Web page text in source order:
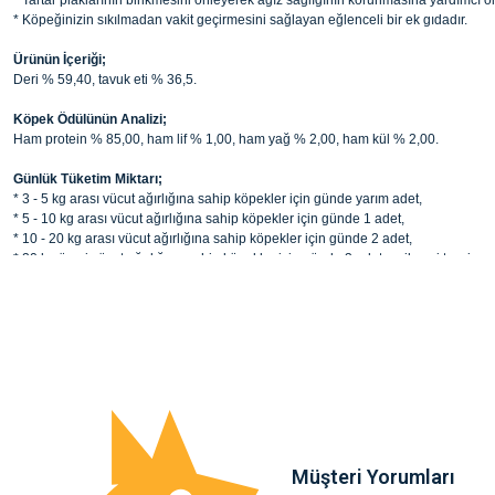
* Köpeğinizin sıkılmadan vakit geçirmesini sağlayan eğlenceli bir ek gıdadır.
Ürünün İçeriği;
Deri % 59,40, tavuk eti % 36,5.
Köpek Ödülünün Analizi;
Ham protein % 85,00, ham lif % 1,00, ham yağ % 2,00, ham kül % 2,00.
Günlük Tüketim Miktarı;
* 3 - 5 kg arası vücut ağırlığına sahip köpekler için günde yarım adet,
* 5 - 10 kg arası vücut ağırlığına sahip köpekler için günde 1 adet,
* 10 - 20 kg arası vücut ağırlığına sahip köpekler için günde 2 adet,
* 20 kg üzeri vücut ağırlığına sahip köpekler için günde 3 adet verilmesi tavsiye
Ürün bilgilerinde hatalar bulunuyor.
Ürün fiyatı diğer sitelerden daha pahalı.
Bu ürüne benzer farklı alternatifler olmalı. Müşteri Yorumları